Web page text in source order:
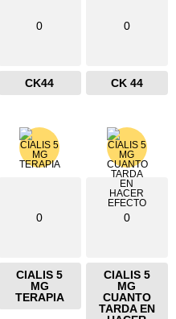
0
CK44
0
CK 44
0
CIALIS 5
MG
TERAPIA
0
CIALIS 5
MG
CUANTO
TARDA EN